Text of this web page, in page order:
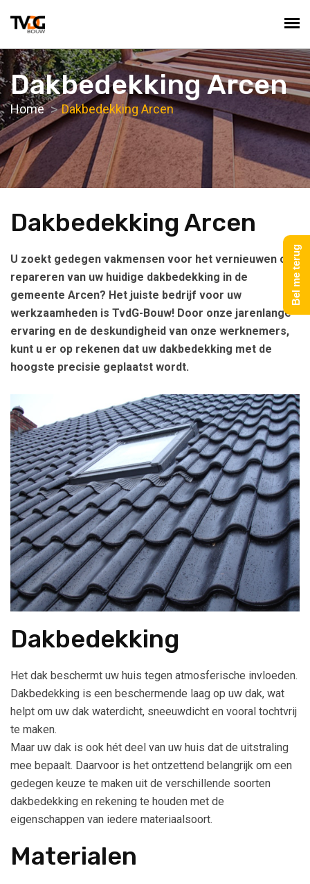
Dakbedekking Arcen
Home Dakbedekking Arcen
Dakbedekking Arcen
U zoekt gedegen vakmensen voor het vernieuwen of
repareren van uw huidige dakbedekking in de
gemeente Arcen? Het juiste bedrijf voor uw
werkzaamheden is TvdG-Bouw! Door onze jarenlange
ervaring en de deskundigheid van onze werknemers,
kunt u er op rekenen dat uw dakbedekking met de
hoogste precisie geplaatst wordt.
Dakbedekking
Het dak beschermt uw huis tegen atmosferische invloeden.
Dakbedekking is een beschermende laag op uw dak, wat
helpt om uw dak waterdicht, sneeuwdicht en vooral tochtvrij
te maken.
Maar uw dak is ook hét deel van uw huis dat de uitstraling
mee bepaalt. Daarvoor is het ontzettend belangrijk om een
gedegen keuze te maken uit de verschillende soorten
dakbedekking en rekening te houden met de
eigenschappen van iedere materiaalsoort.
Materialen
Bel me terug